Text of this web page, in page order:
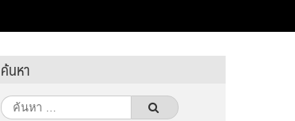
ค้นหา
ค้นหา